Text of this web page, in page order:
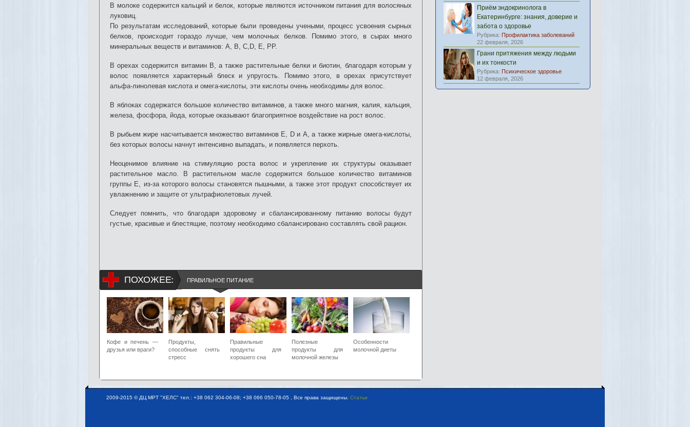
В молоке содержится кальций и белок, которые являются источником питания для волосяных
луковиц.
По результатам исследований, которые были проведены учеными, процесс усвоения сырных
белков, происходит гораздо лучше, чем молочных белков. Помимо этого, в сырах много
минеральных веществ и витаминов: А, В, C,D, E, PP.
В орехах содержится витамин В, а также растительные белки и биотин, благодаря которым у
волос появляется характерный блеск и упругость. Помимо этого, в орехах присутствует
альфа-линолевая кислота и омега-кислоты, эти кислоты очень необходимы для волос.
В яблоках содержатся большое количество витаминов, а также много магния, калия, кальция,
железа, фосфора, йода, которые оказывают благоприятное воздействие на рост волос.
В рыбьем жире насчитывается множество витаминов Е, D и А, а также жирные омега-кислоты,
без которых волосы начнут интенсивно выпадать, и появляется перхоть.
Неоценимое влияние на стимуляцию роста волос и укрепление их структуры оказывает
растительное масло. В растительном масле содержится большое количество витаминов
группы Е, из-за которого волосы становятся пышными, а также этот продукт способствует их
увлажнению и защите от ультрафиолетовых лучей.
Следует помнить, что благодаря здоровому и сбалансированному питанию волосы будут
густые, красивые и блестящие, поэтому необходимо сбалансировано составлять свой рацион.
ПОХОЖЕЕ: ПРАВИЛЬНОЕ ПИТАНИЕ
Кофе и печень —
друзья или враги?
Продукты,
способные снять
стресс
Правильные
продукты для
хорошего сна
Полезные
продукты для
молочной железы
Особенности
молочной диеты
Приём эндокринолога в
Екатеринбурге: знания, доверие и
забота о здоровье
Рубрика: Профилактика заболеваний
22 февраля, 2026
Грани притяжения между людьми
и их тонкости
Рубрика: Психическое здоровье
12 февраля, 2026
2009-2015 © ДЦ МРТ "ХЕЛС" тел.: +38 062 304-06-08; +38 066 050-78-05 , Все права защищены. Статьи